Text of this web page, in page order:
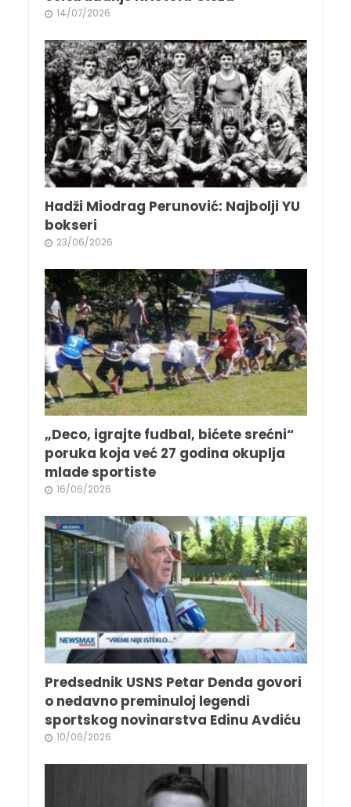
14/07/2026
Hadži Miodrag Perunović: Najbolji YU
bokseri
23/06/2026
„Deco, igrajte fudbal, bićete srećni“
poruka koja već 27 godina okuplja
mlade sportiste
16/06/2026
Predsednik USNS Petar Denda govori
o nedavno preminuloj legendi
sportskog novinarstva Edinu Avdiću
10/06/2026